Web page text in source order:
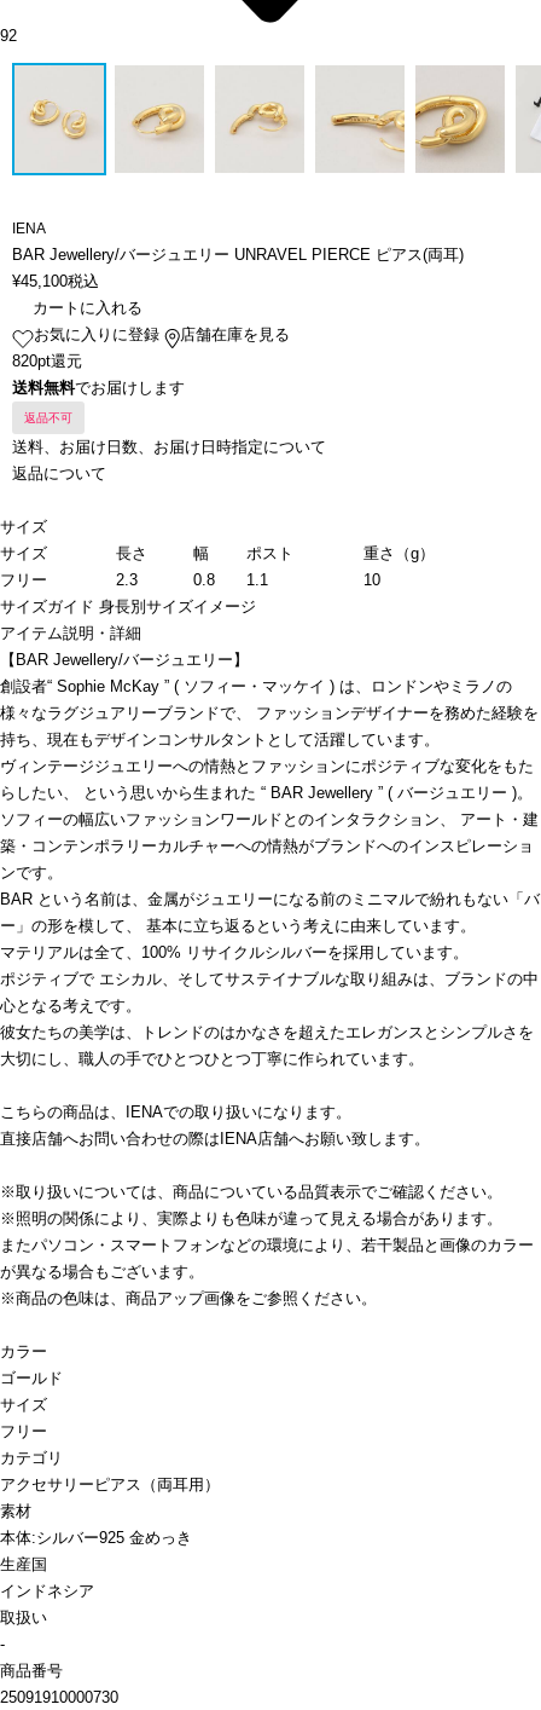
92
IENA
BAR Jewellery/バージュエリー UNRAVEL PIERCE ピアス(両耳)
¥45,100税込
カートに入れる
お気に入りに登録
店舗在庫を見る
820pt還元
送料無料でお届けします
返品不可
送料、お届け日数、お届け日時指定について
返品について
サイズ
サイズ
長さ 幅 ポスト
重さ（g）
フリー
2.3 0.8 1.1
10
サイズガイド 身長別サイズイメージ
アイテム説明・詳細
【BAR Jewellery/バージュエリー】
創設者“ Sophie McKay ” ( ソフィー・マッケイ ) は、ロンドンやミラノの
様々なラグジュアリーブランドで、 ファッションデザイナーを務めた経験を
持ち、現在もデザインコンサルタントとして活躍しています。
ヴィンテージジュエリーへの情熱とファッションにポジティブな変化をもた
らしたい、 という思いから生まれた “ BAR Jewellery ” ( バージュエリー )。
ソフィーの幅広いファッションワールドとのインタラクション、 アート・建
築・コンテンポラリーカルチャーへの情熱がブランドへのインスピレーショ
ンです。
BAR という名前は、金属がジュエリーになる前のミニマルで紛れもない「バ
ー」の形を模して、 基本に立ち返るという考えに由来しています。
マテリアルは全て、100% リサイクルシルバーを採用しています。
ポジティブで エシカル、そしてサステイナブルな取り組みは、ブランドの中
心となる考えです。
彼女たちの美学は、トレンドのはかなさを超えたエレガンスとシンプルさを
大切にし、職人の手でひとつひとつ丁寧に作られています。
こちらの商品は、IENAでの取り扱いになります。
直接店舗へお問い合わせの際はIENA店舗へお願い致します。
※取り扱いについては、商品についている品質表示でご確認ください。
※照明の関係により、実際よりも色味が違って見える場合があります。
またパソコン・スマートフォンなどの環境により、若干製品と画像のカラー
が異なる場合もございます。
※商品の色味は、商品アップ画像をご参照ください。
カラー
ゴールド
サイズ
フリー
カテゴリ
アクセサリー ピアス（両耳用）
素材
本体:シルバー925 金めっき
生産国
インドネシア
取扱い
-
商品番号
25091910000730